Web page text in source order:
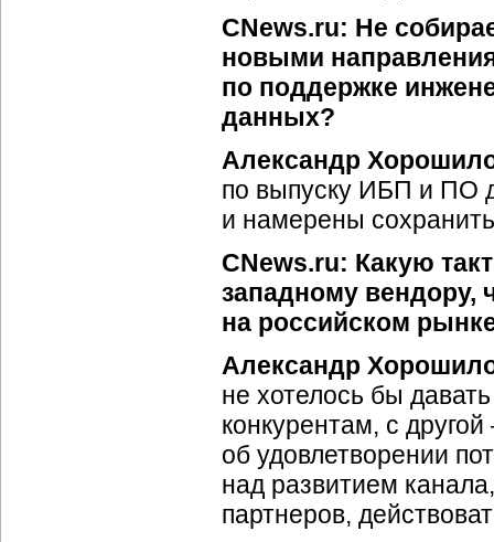
CNews.ru: Не
новыми
по поддержке
данных?
Александр
по выпуску ИБП и ПО
и намерены
CNews.ru: Какую
западному вендору,
на российском
Александр
не хотелось бы
конкурентам, с
об удовлетворении
над развитием
партнеров,